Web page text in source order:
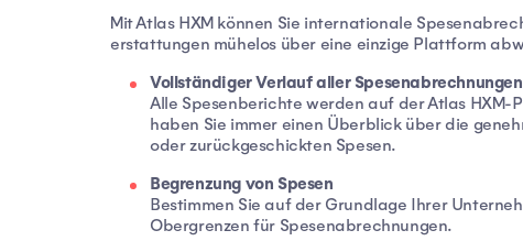
Mit Atlas HXM können Sie internationale
erstattungen mühelos über eine einzige Plattform
Vollständiger Verlauf aller Spesenabrechnungen
Alle Spesenberichte werden auf der Atlas HXM-
haben Sie immer einen Überblick über die
oder zurückgeschickten Spesen.
Begrenzung von Spesen
Bestimmen Sie auf der Grundlage Ihrer
Obergrenzen für Spesenabrechnungen.